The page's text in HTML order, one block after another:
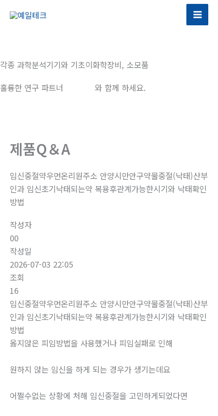
건
너
뛰
각종 과학분석기기와 기초이화학장비, 소모품
훌륭한 연구 파트너
와 함께 하세요.
제품Q＆A
임신중절약우먼온리원주소 안양시만안구약물중절(낙태)산부
인과 임신초기낙태되는약 복용후관계가능한시기와 낙태확인
방법
작성자
00
작성일
2026-07-03 22:05
조회
16
임신중절약우먼온리원주소 안양시만안구약물중절(낙태)산부
인과 임신초기낙태되는약 복용후관계가능한시기와 낙태확인
방법
옳지않은 피임방법을 사용했거나 피임실패로 인해
원하지 않는 임신을 하게 되는 경우가 생기는데요
어쩔수없는 상황에 처해 임신중절을 고민하게되었다면